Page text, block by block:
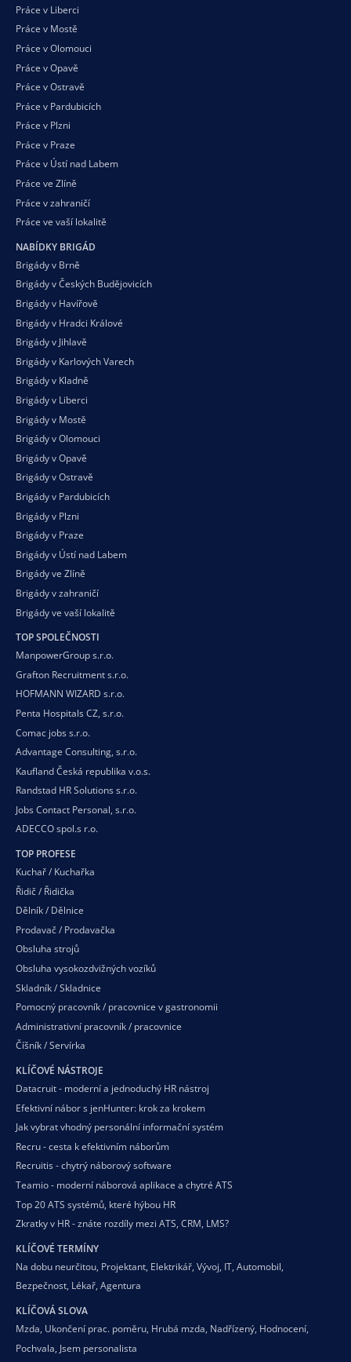
Práce v Liberci
Práce v Mostě
Práce v Olomouci
Práce v Opavě
Práce v Ostravě
Práce v Pardubicích
Práce v Plzni
Práce v Praze
Práce v Ústí nad Labem
Práce ve Zlíně
Práce v zahraničí
Práce ve vaší lokalitě
NABÍDKY BRIGÁD
Brigády v Brně
Brigády v Českých Budějovicích
Brigády v Havířově
Brigády v Hradci Králové
Brigády v Jihlavě
Brigády v Karlových Varech
Brigády v Kladně
Brigády v Liberci
Brigády v Mostě
Brigády v Olomouci
Brigády v Opavě
Brigády v Ostravě
Brigády v Pardubicích
Brigády v Plzni
Brigády v Praze
Brigády v Ústí nad Labem
Brigády ve Zlíně
Brigády v zahraničí
Brigády ve vaší lokalitě
TOP SPOLEČNOSTI
ManpowerGroup s.r.o.
Grafton Recruitment s.r.o.
HOFMANN WIZARD s.r.o.
Penta Hospitals CZ, s.r.o.
Comac jobs s.r.o.
Advantage Consulting, s.r.o.
Kaufland Česká republika v.o.s.
Randstad HR Solutions s.r.o.
Jobs Contact Personal, s.r.o.
ADECCO spol.s r.o.
TOP PROFESE
Kuchař / Kuchařka
Řidič / Řidička
Dělník / Dělnice
Prodavač / Prodavačka
Obsluha strojů
Obsluha vysokozdvižných vozíků
Skladník / Skladnice
Pomocný pracovník / pracovnice v gastronomii
Administrativní pracovník / pracovnice
Číšník / Servírka
KLÍČOVÉ NÁSTROJE
Datacruit - moderní a jednoduchý HR nástroj
Efektivní nábor s jenHunter: krok za krokem
Jak vybrat vhodný personální informační systém
Recru - cesta k efektivním náborům
Recruitis - chytrý náborový software
Teamio - moderní náborová aplikace a chytré ATS
Top 20 ATS systémů, které hýbou HR
Zkratky v HR - znáte rozdíly mezi ATS, CRM, LMS?
KLÍČOVÉ TERMÍNY
Na dobu neurčitou, Projektant, Elektrikář, Vývoj, IT, Automobil,
Bezpečnost, Lékař, Agentura
KLÍČOVÁ SLOVA
Mzda, Ukončení prac. poměru, Hrubá mzda, Nadřízený, Hodnocení,
Pochvala, Jsem personalista